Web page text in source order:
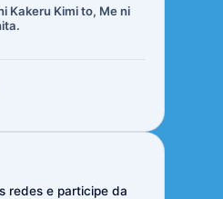
Kakeru Kimi to, Me ni
redes e participe da